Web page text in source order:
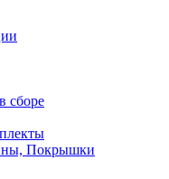
сборе
Покрышки